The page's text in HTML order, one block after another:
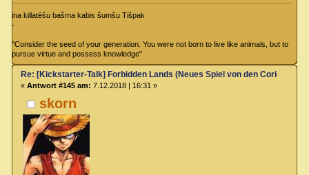
ina killatēšu bašma kabis šumšu Tišpak
-
"Consider the seed of your generation. You were not born to live like animals, but to
pursue virtue and possess knowledge"
skorn
Re: [Kickstarter-Talk] Forbidden Lands (Neues Spiel von den Coriolis-
« Antwort #145 am: 7.12.2018 | 16:31 »